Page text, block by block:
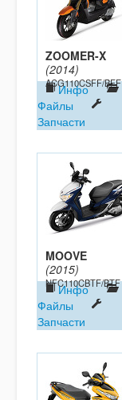
ZOOMER-X
(2014)
ACG110CSFF/BFF
Инфо
Файлы
Запчасти
MOOVE
(2015)
NFC110CBTF/BTF
Инфо
Файлы
Запчасти